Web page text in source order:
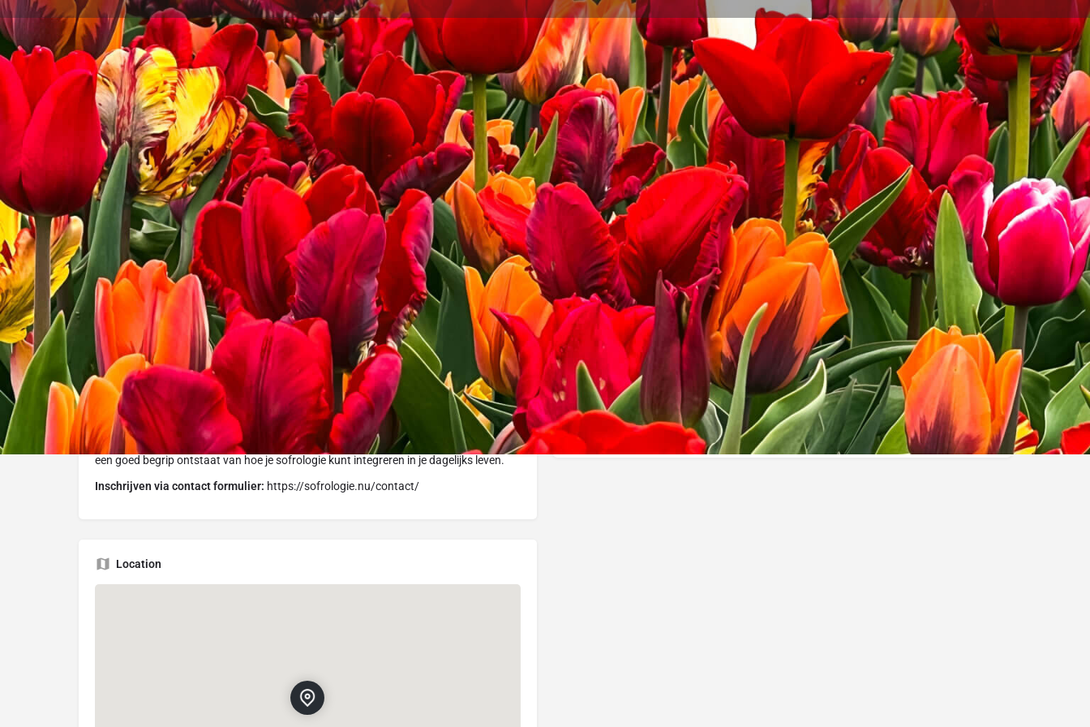
Details Reviews 0 Store 0
Get directions Call now Leave a review Bookmark Share Report
Description
Of je nu een professional bent op zoek naar minder stress, of een student die zijn
focus en welzijn wil verbeteren, hier zijn 2 webinars om te ontdekken wat
Caycediaanse Sofrologie is en kan betekenen op het gebied van stress en zelf-
ontwikkeling. Met Béatrice Blondiau, Caycediaanse Sofroloog. Samen met Loes Van
der Donk, Sofroloog.
**Webinar 1: " Ontdek Sofrologie, in Nederland". Deze sessie geeft inzicht in de
afkomst en basisprincipes van Sofrologie, en waar er gekwalificeerde Caycediaanse
Sofrologen te vinden zijn. Om de effecten van de methode te ervaren is een korte
begeleide oefening aangeboden om mee te doen.
**Webinar 2: " Sofrologie in Actie: Toepassingen en Q&A". Tijdens de tweede webinar
duiken we dieper in de praktische aspecten van Sofrologie. Hier ook komt een
oefening om het transformerende effect van deze discipline te ervaren, op weg naar
een evenwichtig, vreugdevol leven. We zullen extra tijd besteden aan vragen, zodat er
een goed begrip ontstaat van hoe je sofrologie kunt integreren in je dagelijks leven.
Inschrijven via contact formulier: https://sofrologie.nu/contact/
Location
Upcoming Dates
novembre 14, 2023 16:00 - 17:00
Terminé
novembre 16, 2023 16:00 - 17:00
Terminé